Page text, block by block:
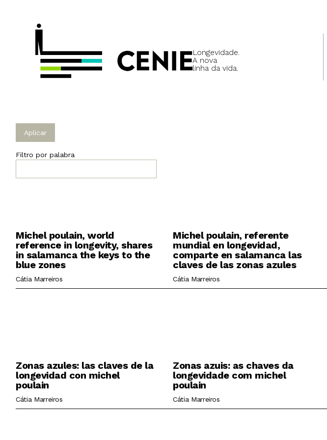
Longevidade.
A nova
linha da vida.
Filtro por palabra
Michel poulain, world
reference in longevity, shares
in salamanca the keys to the
blue zones
Cátia Marreiros
Michel poulain, referente
mundial en longevidad,
comparte en salamanca las
claves de las zonas azules
Cátia Marreiros
Zonas azules: las claves de la
longevidad con michel
poulain
Cátia Marreiros
Zonas azuis: as chaves da
longevidade com michel
poulain
Cátia Marreiros